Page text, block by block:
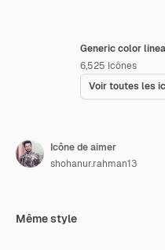
Generic color
6,525 Icônes
Voir toutes les
Icône de aimer
shohanur.rahman13
Même style